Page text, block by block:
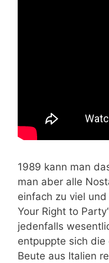
1989 kann man
man aber alle
einfach zu viel
Your Right to
jedenfalls
entpuppte sich
Beute aus Italien